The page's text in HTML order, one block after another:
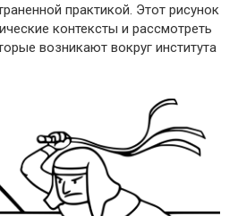
практикой. Этот рисунок
контексты и рассмотреть
возникают вокруг института